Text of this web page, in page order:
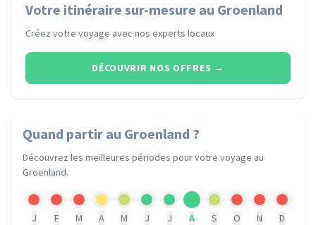
Votre itinéraire sur-mesure au Groenland
Créez votre voyage avec nos experts locaux
DÉCOUVRIR NOS OFFRES →
Quand partir au Groenland ?
Découvrez les meilleures périodes pour votre voyage au
Groenland.
J F M A M J J A S O N D